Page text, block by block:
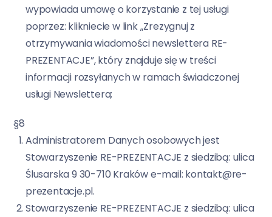
wypowiada umowę o korzystanie z tej usługi
poprzez: klikniecie w link „Zrezygnuj z
otrzymywania wiadomości newslettera RE-
PREZENTACJE”, który znajduje się w treści
informacji rozsyłanych w ramach świadczonej
usługi Newslettera;
§8
Administratorem Danych osobowych jest
Stowarzyszenie RE-PREZENTACJE z siedzibą: ulica
Ślusarska 9 30-710 Kraków e-mail: kontakt@re-
prezentacje.pl.
Stowarzyszenie RE-PREZENTACJE z siedzibą: ulica